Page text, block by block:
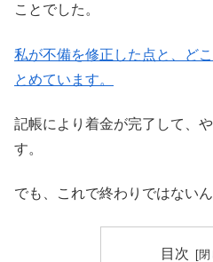
ことでした。
私が不備を修正した点と、ど
とめています。
記帳により着金が完了して、
す。
でも、これで終わりではないん
目次